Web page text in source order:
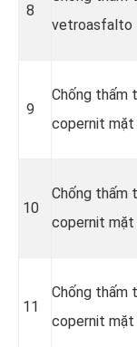
8
vetroasfalto
9
Chống thấm
copernit
10
Chống thấm
copernit
11
Chống thấm
copernit